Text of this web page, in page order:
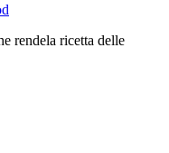
rendela ricetta delle